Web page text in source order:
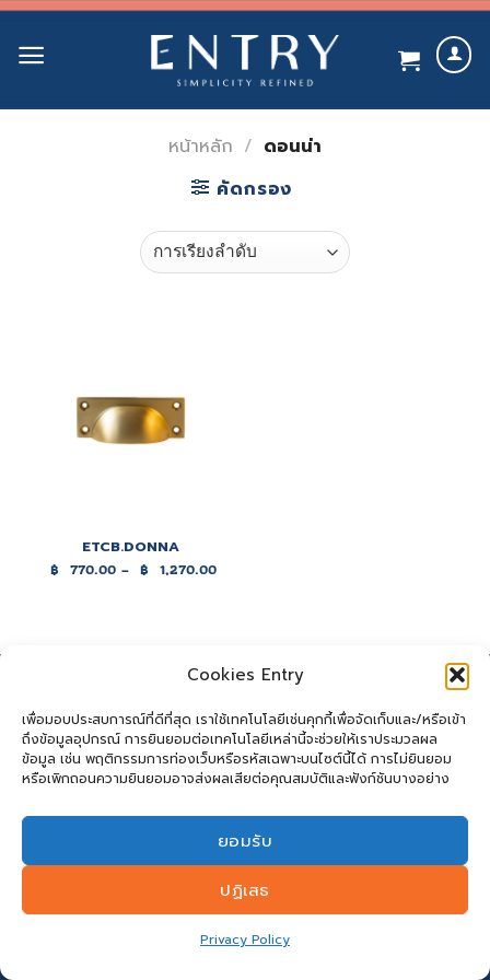
Cookies Entry
เพื่อมอบประสบการณ์ที่ดีที่สุด เราใช้เทคโนโลยีเช่นคุกกี้เพื่อจัดเก็บและ/หรือเข้า
ถึงข้อมูลอุปกรณ์ การยินยอมต่อเทคโนโลยีเหล่านี้จะช่วยให้เราประมวลผล
ข้อมูล เช่น พฤติกรรมการท่องเว็บหรือรหัสเฉพาะบนไซต์นี้ได้ การไม่ยินยอม
หรือเพิกถอนความยินยอมอาจส่งผลเสียต่อคุณสมบัติและฟังก์ชันบางอย่าง
ยอมรับ
ปฏิเสธ
Privacy Policy
Skip
content
หน้าหลัก / ดอนน่า
คัดกรอง
ETCB.DONNA
฿ 770.00 – ฿ 1,270.00
Price